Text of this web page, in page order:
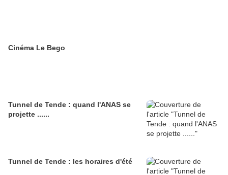
Cinéma Le Bego
Tunnel de Tende : quand l'ANAS se
projette ......
Tunnel de Tende : les horaires d'été